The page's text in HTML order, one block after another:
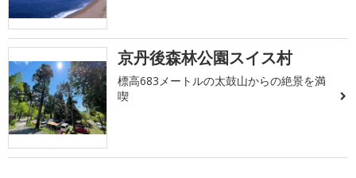
京丹後森林公園スイス村
標高683メートルの太鼓山からの絶景を満
喫